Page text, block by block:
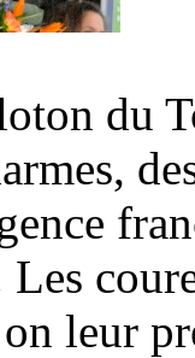
du
Les
leur